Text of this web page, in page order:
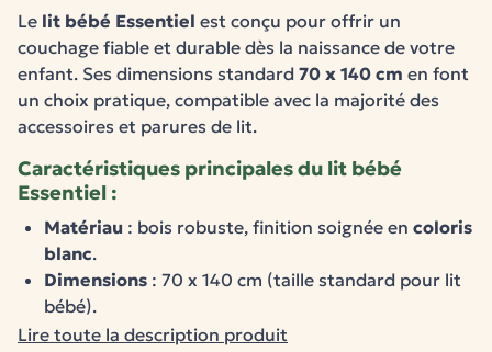
Le lit bébé Essentiel est conçu pour offrir un
couchage fiable et durable dès la naissance de votre
enfant. Ses dimensions standard 70 x 140 cm en font
un choix pratique, compatible avec la majorité des
accessoires et parures de lit.
Caractéristiques principales du lit bébé
Essentiel :
Matériau : bois robuste, finition soignée en coloris
blanc.
Dimensions : 70 x 140 cm (taille standard pour lit
bébé).
Design sobre et intemporel
Lire toute la description produit